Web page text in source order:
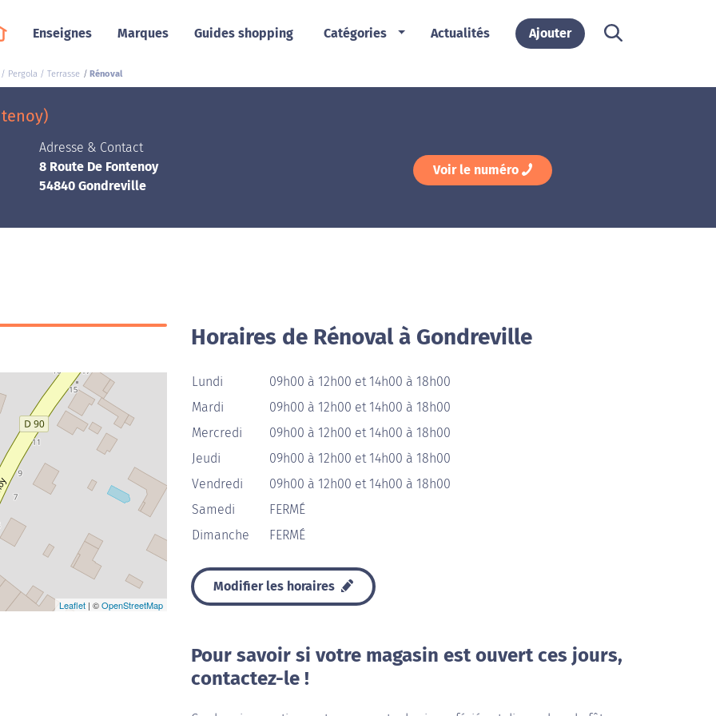
Enseignes Marques Guides shopping Catégories Actualités Ajouter
Pergola / Terrasse Rénoval
Adresse & Contact
8 Route De Fontenoy
54840 Gondreville
Voir le numéro
Leaflet | ©OpenStreetMap
Horaires de Rénoval à Gondreville
Lundi
09h00 à 12h00 et 14h00 à 18h00
Mardi
09h00 à 12h00 et 14h00 à 18h00
Mercredi
09h00 à 12h00 et 14h00 à 18h00
Jeudi
09h00 à 12h00 et 14h00 à 18h00
Vendredi
09h00 à 12h00 et 14h00 à 18h00
Samedi
FERMÉ
Dimanche
FERMÉ
Modifier les horaires
Pour savoir si votre magasin est ouvert ces jours,
contactez-le !